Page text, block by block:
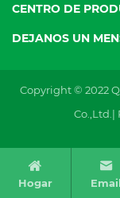
CENTRO DE
DEJANOS UN
Copyright © 2022
Co.,Ltd.|
Hogar Email